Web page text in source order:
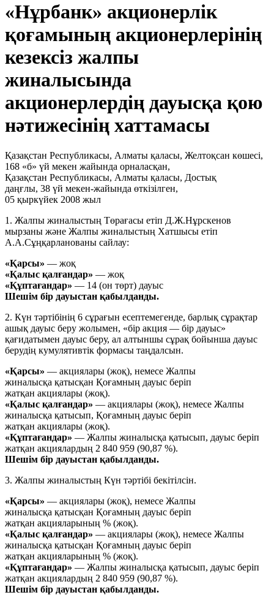
«Нұрбанк» акционерлік
қоғамының акционерлерінің
кезексіз жалпы
жиналысында
акционерлердің дауысқа қою
нәтижесінің хаттамасы
Қазақстан Республикасы, Алматы қаласы, Желтоқсан көшесі,
168 «б» үй мекен жайында орналасқан,
Қазақстан Республикасы, Алматы қаласы, Достық
даңғлы, 38 үй мекен-жайында өткізілген,
05 қыркүйек 2008 жыл
1. Жалпы жиналыстың Төрағасы етіп Д.Ж.Нұрскенов
мырзаны және Жалпы жиналыстың Хатшысы етіп
А.А.Сұңқарланованы сайлау:
«Қарсы» — жоқ
«Қалыс қалғандар» — жоқ
«Құптағандар» — 14 (он төрт) дауыс
Шешім бір дауыстан қабылданды.
2. Күн тәртібінің 6 сұрағын есептемегенде, барлық сұрақтар
ашық дауыс беру жолымен, «бір акция — бір дауыс»
қағидатымен дауыс беру, ал алтыншы сұрақ бойынша дауыс
берудің кумулятивтік формасы таңдалсын.
«Қарсы» — акциялары (жоқ), немесе Жалпы
жиналысқа қатысқан Қоғамның дауыс беріп
жатқан акциялары (жоқ).
«Қалыс қалғандар» — акциялары (жоқ), немесе Жалпы
жиналысқа қатысып, Қоғамның дауыс беріп
жатқан акциялары (жоқ).
«Құптағандар» — Жалпы жиналысқа қатысып, дауыс беріп
жатқан акциялардың 2 840 959 (90,87 %).
Шешім бір дауыстан қабылданды.
3. Жалпы жиналыстың Күн тәртібі бекітілсін.
«Қарсы» — акциялары (жоқ), немесе Жалпы
жиналысқа қатысқан Қоғамның дауыс беріп
жатқан акцияларының % (жоқ).
«Қалыс қалғандар» — акциялары (жоқ), немесе Жалпы
жиналысқа қатысқан Қоғамның дауыс беріп
жатқан акцияларының % (жоқ).
«Құптағандар» — Жалпы жиналысқа қатысып, дауыс беріп
жатқан акциялардың 2 840 959 (90,87 %).
Шешім бір дауыстан қабылданды.